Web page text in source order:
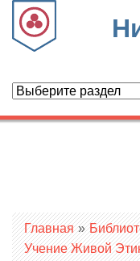
Вы здесь
Главная »
Учение Живой